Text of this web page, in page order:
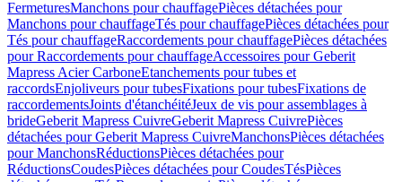
FermeturesManchons pour chauffagePièces détachées pour
Manchons pour chauffageTés pour chauffagePièces détachées pour
Tés pour chauffageRaccordements pour chauffagePièces détachées
pour Raccordements pour chauffageAccessoires pour Geberit
Mapress Acier CarboneEtanchements pour tubes et
raccordsEnjoliveurs pour tubesFixations pour tubesFixations de
raccordementsJoints d'étanchéitéJeux de vis pour assemblages à
brideGeberit Mapress CuivreGeberit Mapress CuivrePièces
détachées pour Geberit Mapress CuivreManchonsPièces détachées
pour ManchonsRéductionsPièces détachées pour
RéductionsCoudesPièces détachées pour CoudesTésPièces